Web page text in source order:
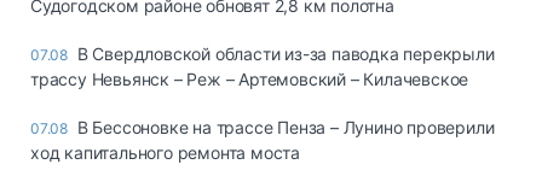
Судогодском районе обновят 2,8 км полотна
07.08 В Свердловской области из-за паводка перекрыли
трассу Невьянск – Реж – Артемовский – Килачевское
07.08 В Бессоновке на трассе Пенза – Лунино проверили
ход капитального ремонта моста